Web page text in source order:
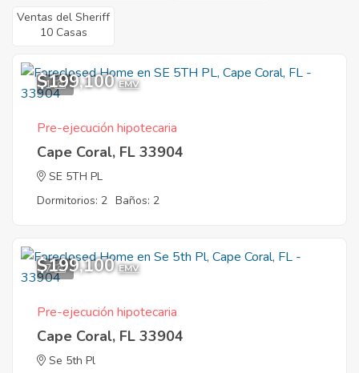
Ventas del Sheriff
10 Casas
1
$199,100 EMV
Pre-ejecución hipotecaria
Cape Coral, FL 33904
SE 5TH PL
Dormitorios: 2 Baños: 2
7
$199,100 EMV
Pre-ejecución hipotecaria
Cape Coral, FL 33904
Se 5th Pl